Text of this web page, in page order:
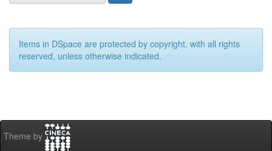
Items in DSpace are protected by copyright, with all rights
reserved, unless otherwise indicated.
Theme by